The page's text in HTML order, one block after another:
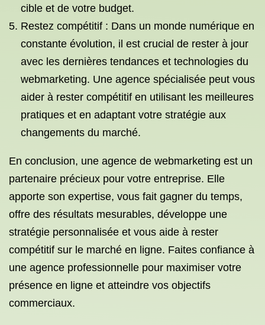
cible et de votre budget.
Restez compétitif : Dans un monde numérique en
constante évolution, il est crucial de rester à jour
avec les dernières tendances et technologies du
webmarketing. Une agence spécialisée peut vous
aider à rester compétitif en utilisant les meilleures
pratiques et en adaptant votre stratégie aux
changements du marché.
En conclusion, une agence de webmarketing est un
partenaire précieux pour votre entreprise. Elle
apporte son expertise, vous fait gagner du temps,
offre des résultats mesurables, développe une
stratégie personnalisée et vous aide à rester
compétitif sur le marché en ligne. Faites confiance à
une agence professionnelle pour maximiser votre
présence en ligne et atteindre vos objectifs
commerciaux.